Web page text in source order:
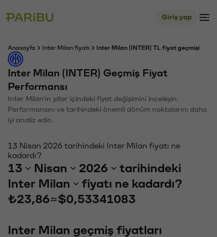
Giriş yap
Anasayfa Inter Milan fiyatı Inter Milan (INTER) TL fiyat geçmişi
Inter Milan (INTER) Geçmiş Fiyat
Performansı
Inter Milan'ın yıllar içindeki fiyat değişimini inceleyin.
Performansını ve tarihindeki önemli dönüm noktalarını daha
iyi analiz edin.
13 Nisan 2026 tarihindeki Inter Milan fiyatı ne
kadardı?
13 Nisan 2026
tarihindeki
Inter Milan
fiyatı ne kadardı?
₺23,86≈$0,53341083
Inter Milan geçmiş fiyatları